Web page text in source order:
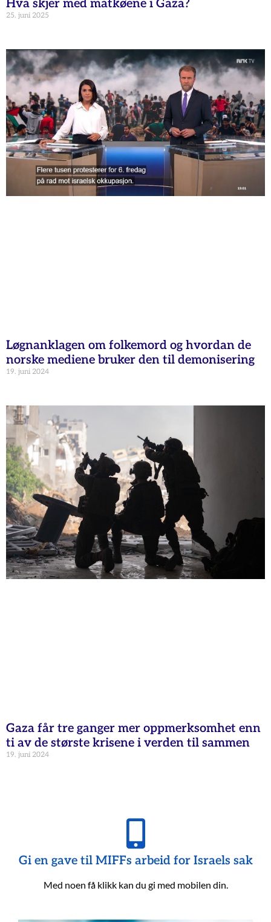
Hva skjer med matkøene i Gaza?
25. juni 2025
Løgnanklagen om folkemord og hvordan de
norske mediene bruker den til demonisering
19. juni 2024
Gaza får tre ganger mer oppmerksomhet enn
ti av de største krisene i verden til sammen
19. juni 2024
Gi en gave til MIFFs arbeid for Israels sak
Med noen få klikk kan du gi med mobilen din.